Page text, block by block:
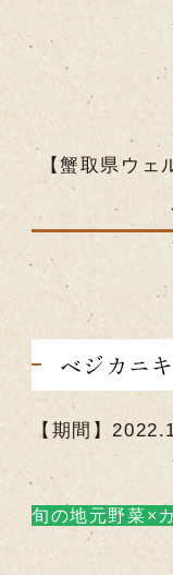
【蟹取県ウ
ベジカニ
【期間】
旬の地元野菜×